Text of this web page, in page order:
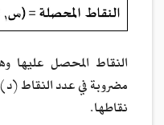
النقاط المحصل
مضروبة في عدد النقاط
نقاطها.